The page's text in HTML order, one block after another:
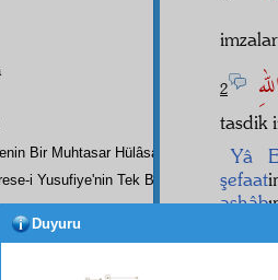
2
tasdik
Yâ
şefaat
ashâb
Bir Muhtasar Hülâsası
i Yusufiye'nin Tek Bir Dersinin Üçüncü
Duyuru